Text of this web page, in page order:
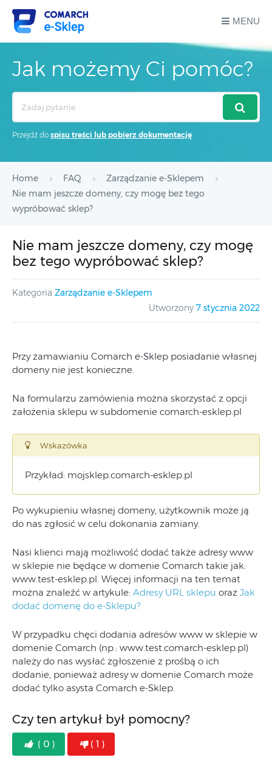
MENU
Jak możemy Ci pomóc?
Przejdź do spisu treści lub pobierz dokumentację
Home FAQ
Zarządzanie e-Sklepem
Nie mam jeszcze domeny, czy mogę bez tego
wypróbować sklep?
Nie mam jeszcze domeny, czy mogę
bez tego wypróbować sklep?
Kategoria Zarządzanie e-Sklepem
Utworzony 7 stycznia 2022
Przy zamawianiu Comarch e-Sklep posiadanie własnej
domeny nie jest konieczne.
Na formularzu zamówienia można skorzystać z opcji
założenia sklepu w subdomenie comarch-esklep.pl
Wskazówka
Przykład: mojsklep.comarch-esklep.pl
Po wykupieniu własnej domeny, użytkownik może ją
do nas zgłosić w celu dokonania zamiany.
Nasi klienci mają możliwość dodać także adresy www
w sklepie nie będące w domenie Comarch takie jak:
www.test-esklep.pl. Więcej informacji na ten temat
można znaleźć w artykule: Adresy URL sklepu oraz Jak
dodać domenę do e-Sklepu?
W przypadku chęci dodania adresów www w sklepie w
domenie Comarch (np.: www.test.comarch-esklep.pl)
należy do nas wysłać zgłoszenie z prośbą o ich
dodanie, ponieważ adresy w domenie Comarch może
dodać tylko asysta Comarch e-Sklep.
Czy ten artykuł był pomocny?
( 0 ) ( 1 )